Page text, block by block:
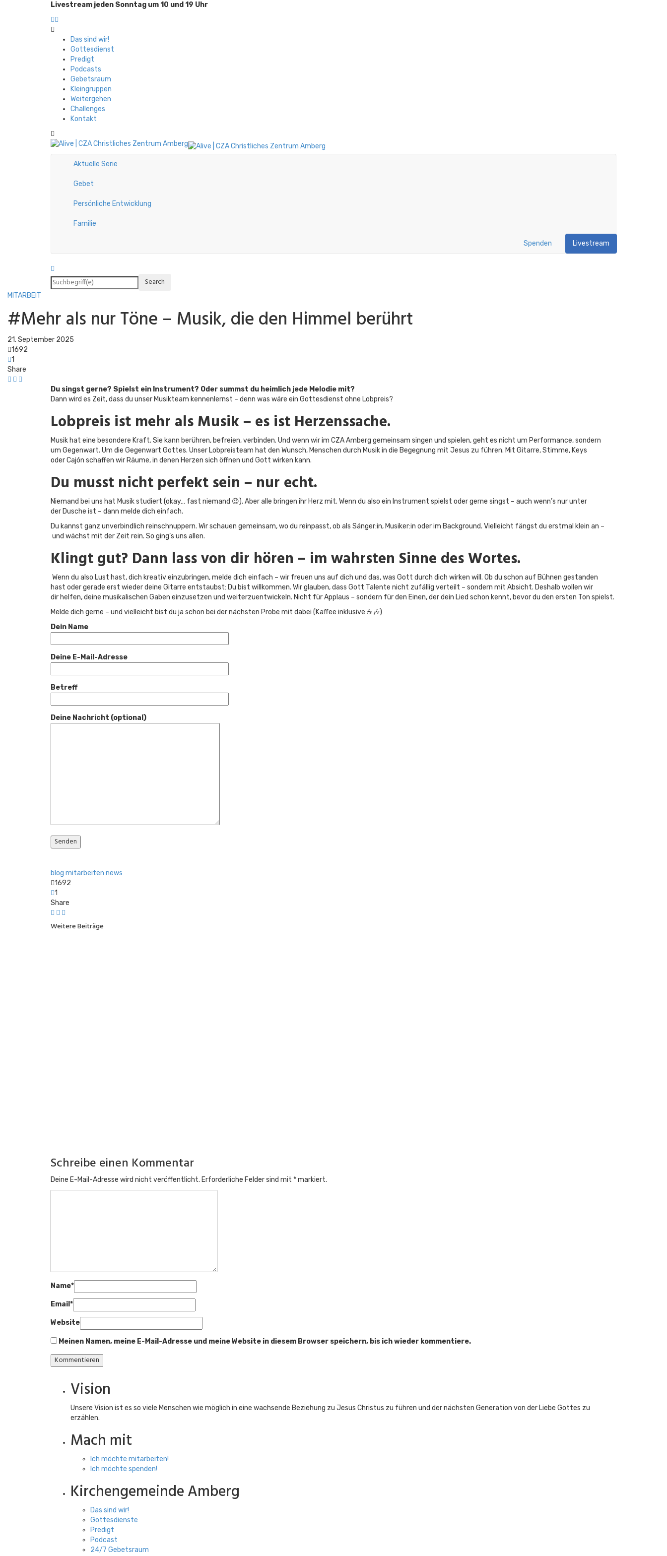
Livestream jeden Sonntag um 10 und 19 Uhr
Das sind wir!
Gottesdienst
Predigt
Podcasts
Gebetsraum
Kleingruppen
Weitergehen
Challenges
Kontakt
Aktuelle Serie
Gebet
Persönliche Entwicklung
Familie
Livestream
Spenden
MITARBEIT
#Mehr als nur Töne – Musik, die den Himmel berührt​
21. September 2025
1692
1
Share
Du singst gerne? Spielst ein Instrument? Oder summst du heimlich jede Melodie mit?
Dann wird es Zeit, dass du unser Musikteam kennenlernst – denn was wäre ein Gottesdienst ohne Lobpreis?​
Lobpreis ist mehr als Musik – es ist Herzenssache.
Musik hat eine besondere Kraft. Sie kann berühren, befreien, verbinden. Und wenn wir im CZA Amberg gemeinsam singen und spielen, geht es nicht um Performance, sondern
um Gegenwart. Um die Gegenwart Gottes. Unser Lobpreisteam hat den Wunsch, Menschen durch Musik in die Begegnung mit Jesus zu führen. Mit Gitarre, Stimme, Keys
oder Cajón schaffen wir Räume, in denen Herzen sich öffnen und Gott wirken kann.​
Du musst nicht perfekt sein – nur echt.
Niemand bei uns hat Musik studiert (okay… fast niemand 😉). Aber alle bringen ihr Herz mit. Wenn du also ein Instrument spielst oder gerne singst – auch wenn’s nur unter
der Dusche ist – dann melde dich einfach.​
Du kannst ganz unverbindlich reinschnuppern. Wir schauen gemeinsam, wo du reinpasst, ob als Sänger:in, Musiker:in oder im Background. Vielleicht fängst du erstmal klein an –
und wächst mit der Zeit rein. So ging’s uns allen.​
Klingt gut? Dann lass von dir hören – im wahrsten Sinne des Wortes.
Wenn du also Lust hast, dich kreativ einzubringen, melde dich einfach – wir freuen uns auf dich und das, was Gott durch dich wirken will. Ob du schon auf Bühnen gestanden
hast oder gerade erst wieder deine Gitarre entstaubst: Du bist willkommen. Wir glauben, dass Gott Talente nicht zufällig verteilt – sondern mit Absicht. Deshalb wollen wir
dir helfen, deine musikalischen Gaben einzusetzen und weiterzuentwickeln. Nicht für Applaus – sondern für den Einen, der dein Lied schon kennt, bevor du den ersten Ton spielst.​
Melde dich gerne – und vielleicht bist du ja schon bei der nächsten Probe mit dabei (Kaffee inklusive ☕🎶)​
Dein Name
Deine E-Mail-Adresse
Betreff
Deine Nachricht (optional)
blog mitarbeiten news
1692
1
Share
Weitere Beiträge
Bleib am Ball!
Abonnieren
Schreibe einen Kommentar
Deine E-Mail-Adresse wird nicht veröffentlicht. Erforderliche Felder sind mit *markiert.
Name*
Email *
Website
Meinen Namen, meine E-Mail-Adresse und meine Website in diesem Browser speichern, bis ich wieder kommentiere.
Vision
Unsere Vision ist es so viele Menschen wie möglich in eine wachsende Beziehung zu Jesus Christus zu führen und der nächsten Generation von der Liebe Gottes zu
erzählen.
Mach mit
Ich möchte mitarbeiten!
Ich möchte spenden!
Kirchengemeinde Amberg
Das sind wir!
Gottesdienste
Predigt
Podcast
24/7 Gebetsraum